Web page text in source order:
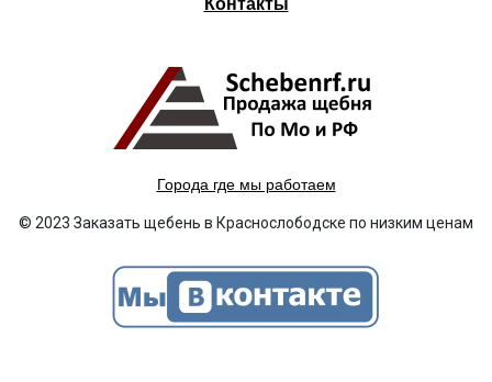
Контакты
Города где мы работаем
© 2023 Заказать щебень в Краснослободске по низким ценам